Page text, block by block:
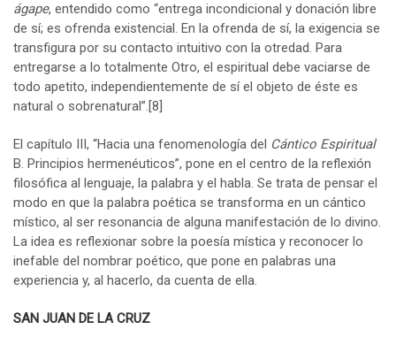
ágape, entendido como “entrega incondicional y donación libre
de sí; es ofrenda existencial. En la ofrenda de sí, la exigencia se
transfigura por su contacto intuitivo con la otredad. Para
entregarse a lo totalmente Otro, el espiritual debe vaciarse de
todo apetito, independientemente de sí el objeto de éste es
natural o sobrenatural”.[8]
El capítulo III, “Hacia una fenomenología del Cántico Espiritual
B. Principios hermenéuticos”, pone en el centro de la reflexión
filosófica al lenguaje, la palabra y el habla. Se trata de pensar el
modo en que la palabra poética se transforma en un cántico
místico, al ser resonancia de alguna manifestación de lo divino.
La idea es reflexionar sobre la poesía mística y reconocer lo
inefable del nombrar poético, que pone en palabras una
experiencia y, al hacerlo, da cuenta de ella.
SAN JUAN DE LA CRUZ